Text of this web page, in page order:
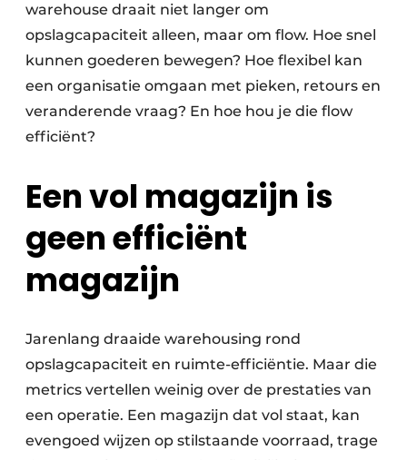
warehouse draait niet langer om
opslagcapaciteit alleen, maar om flow. Hoe snel
kunnen goederen bewegen? Hoe flexibel kan
een organisatie omgaan met pieken, retours en
veranderende vraag? En hoe hou je die flow
efficiënt?
Een vol magazijn is
geen efficiënt
magazijn
Jarenlang draaide warehousing rond
opslagcapaciteit en ruimte-efficiëntie. Maar die
metrics vertellen weinig over de prestaties van
een operatie. Een magazijn dat vol staat, kan
evengoed wijzen op stilstaande voorraad, trage